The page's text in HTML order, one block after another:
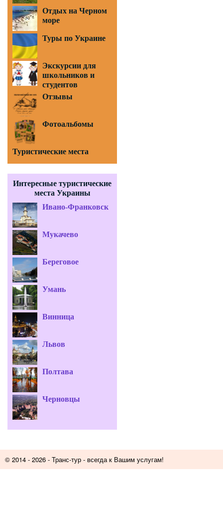
Отдых на Черном
море
Туры по Украине
Экскурсии для
школьников и
студентов
Отзывы
Фотоальбомы
Туристические места
Интересные туристические
места Украины
Ивано-Франковск
Мукачево
Береговое
Умань
Винница
Львов
Полтава
Черновцы
© 2014 - 2026 - Транс-тур - всегда к Вашим услугам!